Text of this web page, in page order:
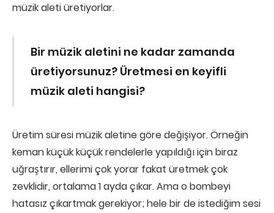
müzik aleti üretiyorlar.
Bir müzik aletini ne kadar zamanda
üretiyorsunuz? Üretmesi en keyifli
müzik aleti hangisi?
Üretim süresi müzik aletine göre değişiyor. Örneğin
keman küçük küçük rendelerle yapıldığı için biraz
uğraştırır, ellerimi çok yorar fakat üretmek çok
zevklidir, ortalama 1 ayda çıkar. Ama o bombeyi
hatasız çıkartmak gerekiyor; hele bir de istediğim sesi